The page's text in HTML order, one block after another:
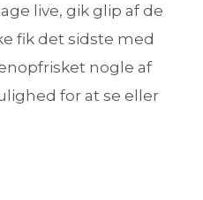
live, gik glip af de
fik det sidste med
nogle af
for at se eller